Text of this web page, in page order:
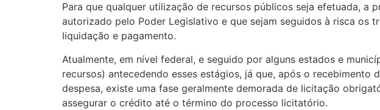
Para que qualquer utilização de recursos públicos seja efetuada,
autorizado pelo Poder Legislativo e que sejam seguidos à risca os
liquidação e pagamento.
Atualmente, em nível federal, e seguido por alguns estados e
recursos) antecedendo esses estágios, já que, após o
despesa, existe uma fase geralmente demorada de licitação
assegurar o crédito até o término do processo licitatório.